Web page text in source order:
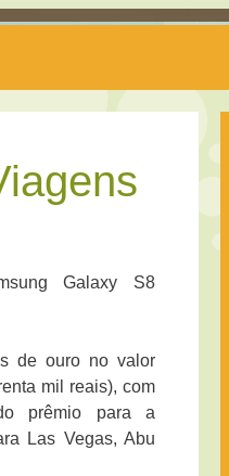
Galaxy S8
de ouro no valor
mil reais), com
prêmio para a
Las Vegas, Abu